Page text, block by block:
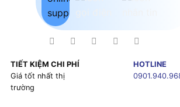
TIẾT KIỆM CHI PHÍ
Giá tốt nhất thị
trường
HOTLINE